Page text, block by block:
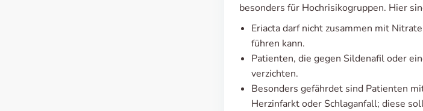
besonders für Hochrisikogruppen. Hier
Eriacta darf nicht zusammen mit
führen kann.
Patienten, die gegen Sildenafil oder
verzichten.
Besonders gefährdet sind Patienten
Herzinfarkt oder Schlaganfall; diese